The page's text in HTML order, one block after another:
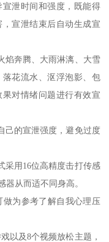
泄时间和强度，既能得
宣泄结束后自动生成宣
焰奔腾、大雨淋漓、大雪
花流水、沤浮泡影、包
对情绪问题进行有效宣
己的宣泄强度，避免过度
采用16位高精度击打传感
从而适不同身高。
做为参考了解自我心理压
以及8个视频放松主题，